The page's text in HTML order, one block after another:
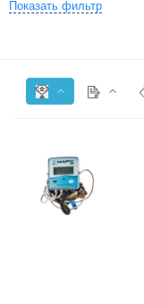
Показать фильтр